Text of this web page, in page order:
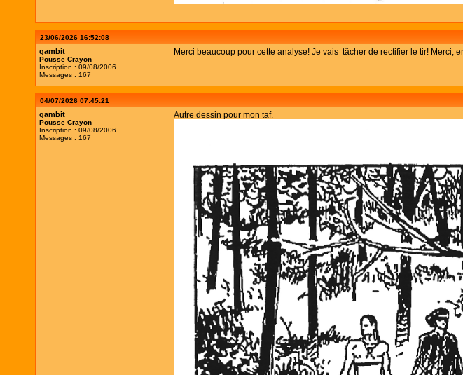
23/06/2026 16:52:08
gambit
Pousse Crayon
Inscription : 09/08/2006
Messages : 167
Merci beaucoup pour cette analyse! Je vais tâcher de rectifier le tir! Merci,
04/07/2026 07:45:21
gambit
Pousse Crayon
Inscription : 09/08/2006
Messages : 167
Autre dessin pour mon taf.